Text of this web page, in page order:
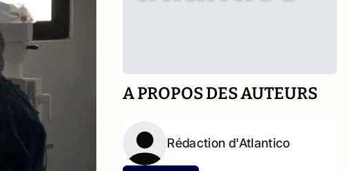
A PROPOS DES AUTEURS
Rédaction d'Atlantico